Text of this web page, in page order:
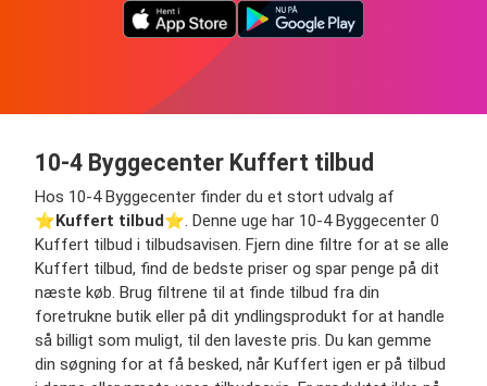
10-4 Byggecenter Kuffert tilbud
Hos 10-4 Byggecenter finder du et stort udvalg af
⭐️Kuffert tilbud⭐️. Denne uge har 10-4 Byggecenter 0
Kuffert tilbud i tilbudsavisen. Fjern dine filtre for at se alle
Kuffert tilbud, find de bedste priser og spar penge på dit
næste køb. Brug filtrene til at finde tilbud fra din
foretrukne butik eller på dit yndlingsprodukt for at handle
så billigt som muligt, til den laveste pris. Du kan gemme
din søgning for at få besked, når Kuffert igen er på tilbud